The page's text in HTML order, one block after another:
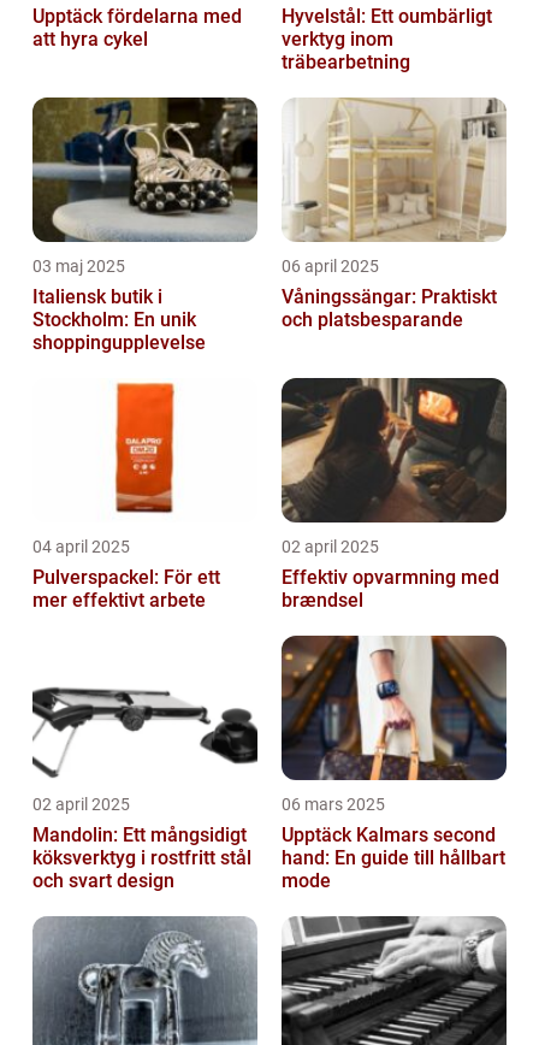
Upptäck fördelarna med
att hyra cykel
Hyvelstål: Ett oumbärligt
verktyg inom
träbearbetning
03 maj 2025
Italiensk butik i
Stockholm: En unik
shoppingupplevelse
06 april 2025
Våningssängar: Praktiskt
och platsbesparande
04 april 2025
Pulverspackel: För ett
mer effektivt arbete
02 april 2025
Effektiv opvarmning med
brændsel
02 april 2025
Mandolin: Ett mångsidigt
köksverktyg i rostfritt stål
och svart design
06 mars 2025
Upptäck Kalmars second
hand: En guide till hållbart
mode